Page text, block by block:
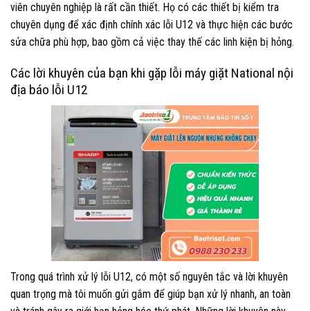
viên chuyên nghiệp là rất cần thiết. Họ có các thiết bị kiểm tra
chuyên dụng để xác định chính xác lỗi U12 và thực hiện các bước
sửa chữa phù hợp, bao gồm cả việc thay thế các linh kiện bị hỏng.
Các lời khuyên của bạn khi gặp lỗi máy giặt National nội
địa báo lỗi U12
Trong quá trình xử lý lỗi U12, có một số nguyên tắc và lời khuyên
quan trọng mà tôi muốn gửi gắm để giúp bạn xử lý nhanh, an toàn